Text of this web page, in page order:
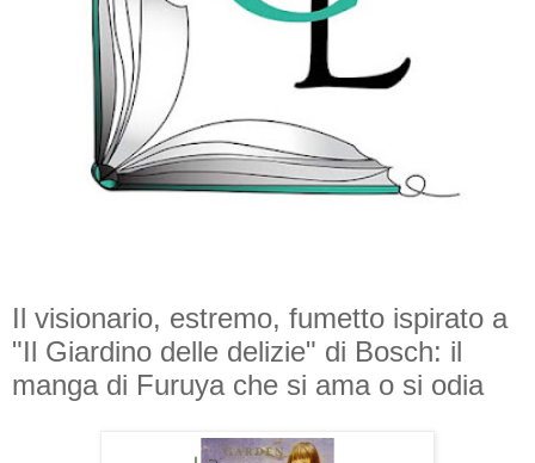
Il visionario, estremo, fumetto ispirato a
"Il Giardino delle delizie" di Bosch: il
manga di Furuya che si ama o si odia